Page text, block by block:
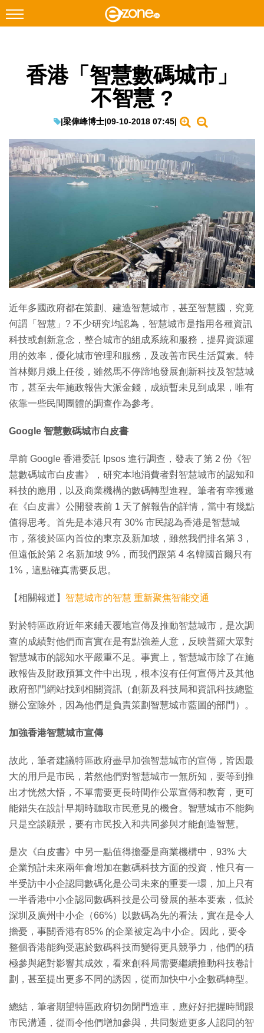
Facebook Instagram
遊戲動漫
教學評測
Enterprise Digital Transformation
特集
香港「智慧數碼城市」
不智慧 ?
|梁偉峰博士|09-10-2018 07:45|
近年多國政府都在策劃、建造智慧城市，甚至智慧國，究竟
何謂「智慧」? 不少研究均認為，智慧城市是指用各種資訊
科技或創新意念，整合城市的組成系統和服務，提昇資源運
用的效率，優化城市管理和服務，及改善市民生活質素。特
首林鄭月娥上任後，雖然馬不停蹄地發展創新科技及智慧城
市，甚至去年施政報告大派金錢，成績暫未見到成果，唯有
依靠一些民間團體的調查作為參考。
Google 智慧數碼城市白皮書
早前 Google 香港委託 Ipsos 進行調查，發表了第 2 份《智
慧數碼城市白皮書》，研究本地消費者對智慧城市的認知和
科技的應用，以及商業機構的數碼轉型進程。筆者有幸獲邀
在《白皮書》公開發表前 1 天了解報告的詳情，當中有幾點
值得思考。首先是本港只有 30% 市民認為香港是智慧城
市，落後於區內首位的東京及新加坡，雖然我們排名第 3，
但遠低於第 2 名新加坡 9%，而我們跟第 4 名韓國首爾只有
1%，這點確真需要反思。
【相關報道】 智慧城市的智慧 重新聚焦智能交通
對於特區政府近年來鋪天覆地宣傳及推動智慧城市，是次調
查的成績對他們而言實在是有點強差人意，反映普羅大眾對
智慧城市的認知水平嚴重不足。事實上，智慧城市除了在施
政報告及財政預算文件中出現，根本沒有任何宣傳片及其他
政府部門網站找到相關資訊（創新及科技局和資訊科技總監
辦公室除外，因為他們是負責策劃智慧城市藍圖的部門）。
加強香港智慧城市宣傳
故此，筆者建議特區政府盡早加強智慧城市的宣傳，皆因最
大的用戶是市民，若然他們對智慧城市一無所知，要等到推
出才恍然大悟，不單需要更長時間作公眾宣傳和教育，更可
能錯失在設計早期時聽取市民意見的機會。智慧城市不能夠
只是空談願景，要有市民投入和共同參與才能創造智慧。
是次《白皮書》中另一點值得擔憂是商業機構中，93% 大
企業預計未來兩年會增加在數碼科技方面的投資，惟只有一
半受訪中小企認同數碼化是公司未來的重要一環，加上只有
一半香港中小企認同數碼科技是公司發展的基本要素，低於
深圳及廣州中小企（66%）以數碼為先的看法，實在是令人
擔憂，事關香港有85% 的企業被定為中小企。因此，要令
整個香港能夠受惠於數碼科技而變得更具競爭力，他們的積
極參與絕對影響其成效，看來創科局需要繼續推動科技卷計
劃，甚至提出更多不同的誘因，從而加快中小企數碼轉型。
總結，筆者期望特區政府切勿閉門造車，應好好把握時間跟
市民溝通，從而令他們增加參與，共同製造更多人認同的智